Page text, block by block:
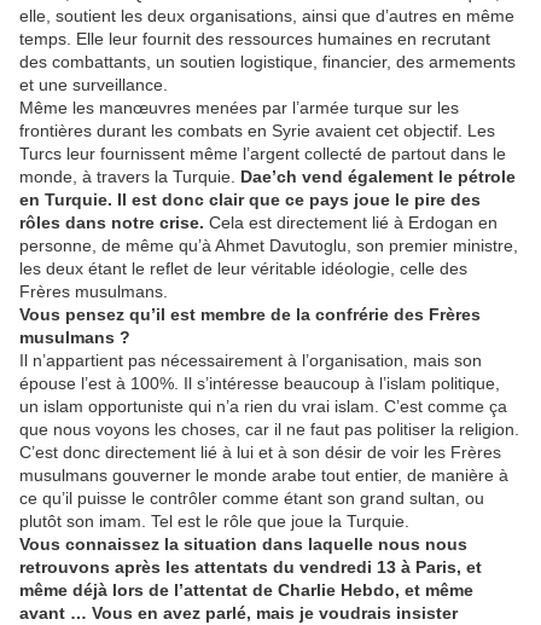
elle, soutient les deux organisations, ainsi que d’autres en même
temps. Elle leur fournit des ressources humaines en recrutant
des combattants, un soutien logistique, financier, des armements
et une surveillance.
Même les manœuvres menées par l’armée turque sur les
frontières durant les combats en Syrie avaient cet objectif. Les
Turcs leur fournissent même l’argent collecté de partout dans le
monde, à travers la Turquie. Dae’ch vend également le pétrole
en Turquie. Il est donc clair que ce pays joue le pire des
rôles dans notre crise. Cela est directement lié à Erdogan en
personne, de même qu’à Ahmet Davutoglu, son premier ministre,
les deux étant le reflet de leur véritable idéologie, celle des
Frères musulmans.
Vous pensez qu’il est membre de la confrérie des Frères
musulmans ?
Il n’appartient pas nécessairement à l’organisation, mais son
épouse l’est à 100%. Il s’intéresse beaucoup à l’islam politique,
un islam opportuniste qui n’a rien du vrai islam. C’est comme ça
que nous voyons les choses, car il ne faut pas politiser la religion.
C’est donc directement lié à lui et à son désir de voir les Frères
musulmans gouverner le monde arabe tout entier, de manière à
ce qu’il puisse le contrôler comme étant son grand sultan, ou
plutôt son imam. Tel est le rôle que joue la Turquie.
Vous connaissez la situation dans laquelle nous nous
retrouvons après les attentats du vendredi 13 à Paris, et
même déjà lors de l’attentat de Charlie Hebdo, et même
avant … Vous en avez parlé, mais je voudrais insister